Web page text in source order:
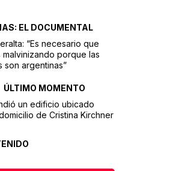
EL DOCUMENTAL
“Es necesario que
malvinizando porque las
son argentinas”
ÚLTIMO MOMENTO
un edificio ubicado
de Cristina Kirchner